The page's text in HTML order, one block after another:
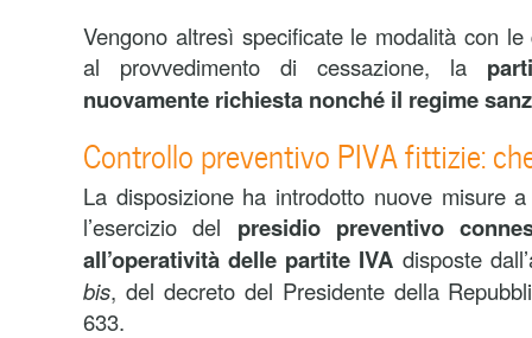
Vengono altresì specificate le modalità con
al provvedimento di cessazione, la
nuovamente richiesta nonché il regime
Controllo preventivo PIVA fittizie:
La disposizione ha introdotto nuove misure
l’esercizio del presidio preventivo
all’operatività delle partite IVA disposte
bis, del decreto del Presidente della
633.